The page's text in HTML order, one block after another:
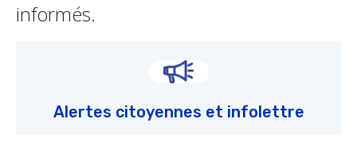
informés.
Alertes citoyennes et infolettre